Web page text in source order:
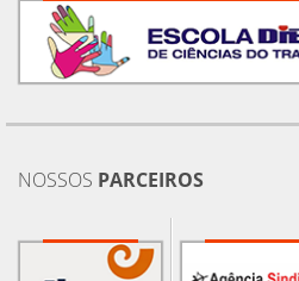
NOSSOS PARCEIROS